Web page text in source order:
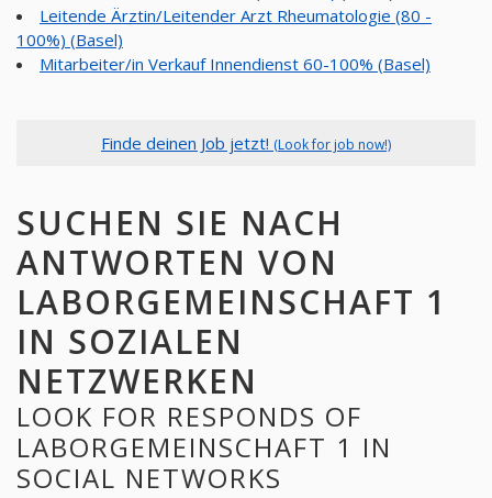
Leitende Ärztin/Leitender Arzt Rheumatologie (80 -
100%) (Basel)
Mitarbeiter/in Verkauf Innendienst 60-100% (Basel)
Finde deinen Job jetzt! (Look for job now!)
SUCHEN SIE NACH
ANTWORTEN VON
LABORGEMEINSCHAFT 1
IN SOZIALEN
NETZWERKEN
LOOK FOR RESPONDS OF
LABORGEMEINSCHAFT 1 IN
SOCIAL NETWORKS